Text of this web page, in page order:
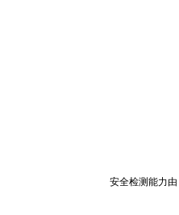
安全检测能力由